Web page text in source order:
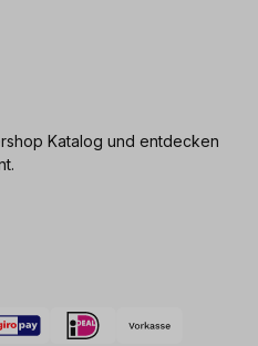
Katalog und entdecken